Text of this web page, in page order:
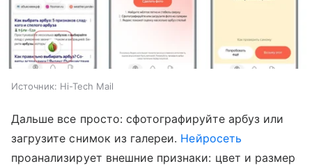
Источник: Hi-Tech Mail
Дальше все просто: сфотографируйте арбуз или
загрузите снимок из галереи. Нейросеть
проанализирует внешние признаки: цвет и размер